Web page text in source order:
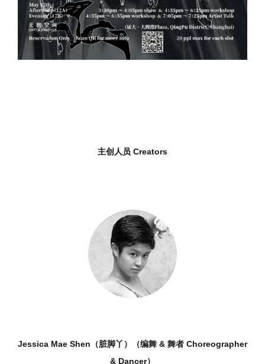
主创人员 Creators
Jessica Mae Shen（脏脚丫）
（编舞 & 舞者 Choreographer
& Dancer）